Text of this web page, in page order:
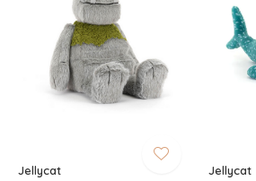
Jellycat Jellycat